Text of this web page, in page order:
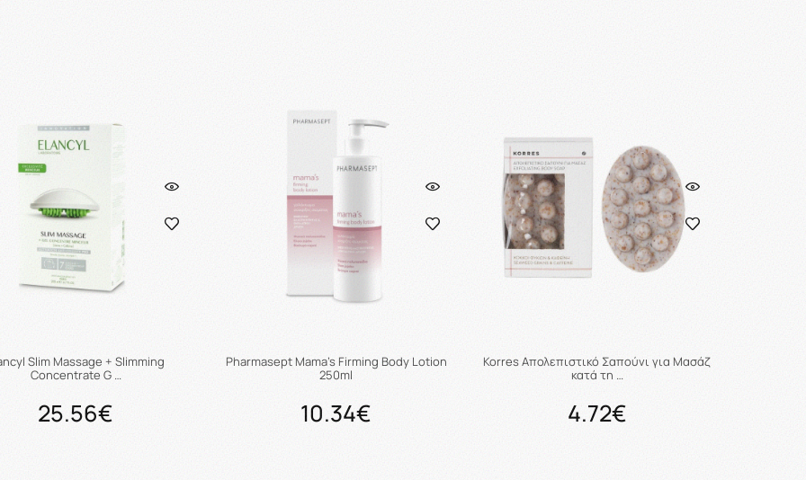
Προσθήκη στο καλάθι
Slim Massage + Slimming
Concentrate G …
25.56€
Pharmasept Mama's Firming Body Lotion
250ml
10.34€
Korres Απολεπιστικό Σαπούνι για Μασάζ
κατά τη …
4.72€